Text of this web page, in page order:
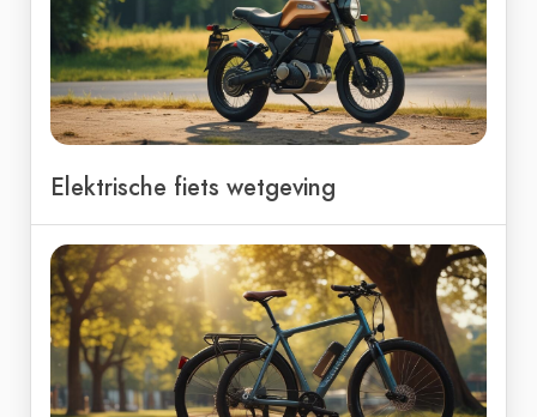
Elektrische fiets wetgeving